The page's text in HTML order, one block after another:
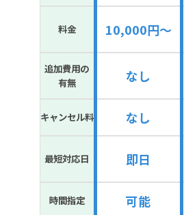
料金 10,000円～
追加費用の
有無
なし
キャンセル料 なし
最短対応日 即日
時間指定 可能